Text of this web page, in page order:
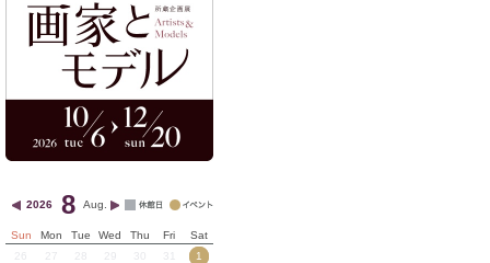
2026 8 Aug.
Sun Mon Tue Wed Thu Fri
Sat
27 29 30 31
1